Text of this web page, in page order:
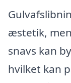
æstetik,
snavs kan
hvilket kan